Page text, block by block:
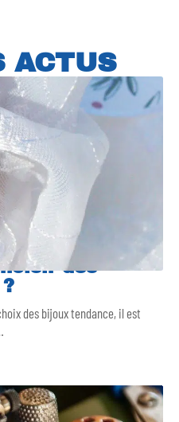
ACTUS
des
des bijoux tendance, il est